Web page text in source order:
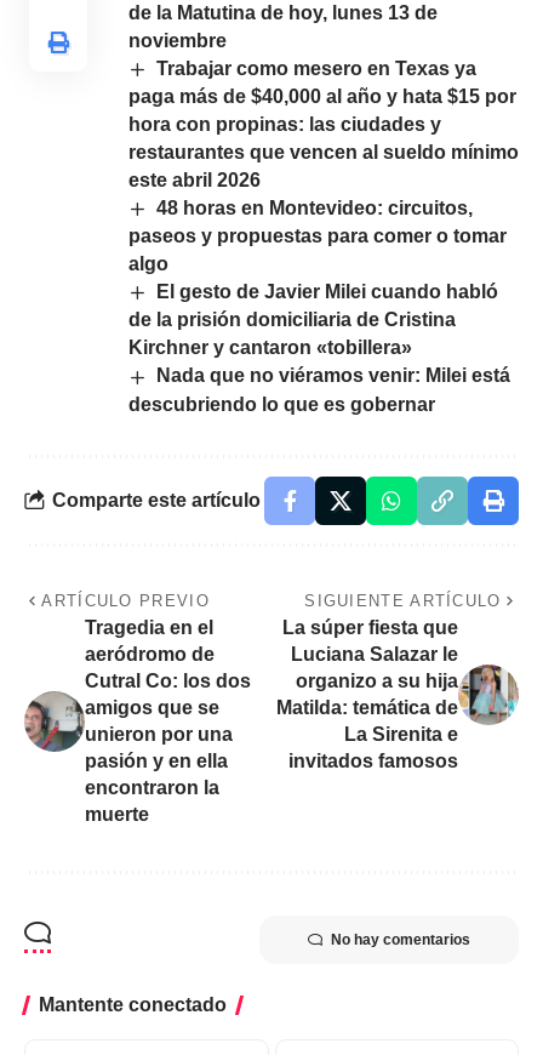
de la Matutina de hoy, lunes 13 de
noviembre
Trabajar como mesero en Texas ya
paga más de $40,000 al año y hata $15 por
hora con propinas: las ciudades y
restaurantes que vencen al sueldo mínimo
este abril 2026
48 horas en Montevideo: circuitos,
paseos y propuestas para comer o tomar
algo
El gesto de Javier Milei cuando habló
de la prisión domiciliaria de Cristina
Kirchner y cantaron «tobillera»
Nada que no viéramos venir: Milei está
descubriendo lo que es gobernar
Comparte este artículo
ARTÍCULO PREVIO
Tragedia en el
aeródromo de
Cutral Co: los dos
amigos que se
unieron por una
pasión y en ella
encontraron la
muerte
SIGUIENTE ARTÍCULO
La súper fiesta que
Luciana Salazar le
organizo a su hija
Matilda: temática de
La Sirenita e
invitados famosos
No hay comentarios
Mantente conectado